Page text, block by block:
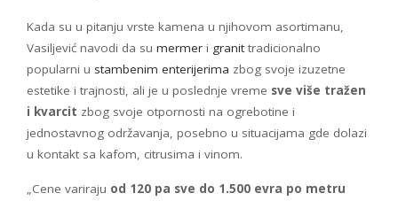
Kada su u pitanju vrste kamena u njihovom asortimanu,
Vasiljević navodi da su mermer i granittradicionalno
popularni u stambenim enterijerima zbog svoje izuzetne
estetike i trajnosti, ali je u poslednje vreme sve više tražen
i kvarcit zbog svoje otpornosti na ogrebotine i
jednostavnog održavanja, posebno u situacijama gde dolazi
u kontakt sa kafom, citrusima i vinom.
„Cene variraju od 120 pa sve do 1.500 evra po metru